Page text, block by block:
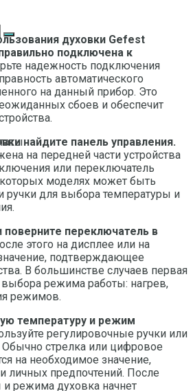
духовки Gefest
подключена к
надежность подключения
автоматического
на данный прибор. Это
сбоев и обеспечит
найдите панель управления.
на передней части устройства
или переключатель
моделях может быть
ручки для выбора температуры и
переключатель в
этого на дисплее или на
подтверждающее
В большинстве случаев первая
выбора режима работы: нагрев,
режимов.
температуру и режим
регулировочные ручки или
стрелка или цифровое
на необходимое значение,
личных предпочтений. После
режима духовка начнет